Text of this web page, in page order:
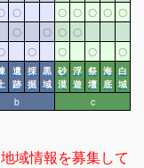
遺
跡
採
掘
黒
域
砂
漠
浮
遊
祭
壇
海
底
白
域
b c
〇 〇 〇 〇 〇 〇
〇 〇 〇 〇
〇 〇 〇 〇
域情報を募集して